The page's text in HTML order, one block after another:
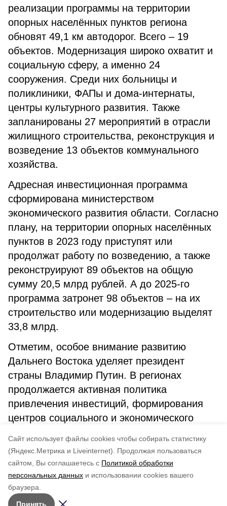
Cайт использует файлы cookies чтобы собирать статистику
(Яндекс.Метрика и Liveinternet).
Продолжая пользоваться
сайтом, Вы соглашаетесь с Политикой обработки
персональных данных и использовании cookies вашего
браузера.
Принять
реализации программы на территории
опорных населённых пунктов региона
обновят 49,1 км автодорог. Всего – 19
объектов. Модернизация широко охватит и
социальную сферу, а именно 24
сооружения. Среди них больницы и
поликлиники, ФАПы и дома-интернаты,
центры культурного развития. Также
запланированы 27 мероприятий в отрасли
жилищного строительства, реконструкция и
возведение 13 объектов коммунального
хозяйства.
Адресная инвестиционная программа
сформирована министерством
экономического развития области. Согласно
плану, на территории опорных населённых
пунктов в 2023 году приступят или
продолжат работу по возведению, а также
реконструируют 89 объектов на общую
сумму 20,5 млрд рублей. А до 2025-го
программа затронет 98 объектов – на их
строительство или модернизацию выделят
33,8 млрд.
Отметим, особое внимание развитию
Дальнего Востока уделяет президент
страны Владимир Путин. В регионах
продолжается активная политика
привлечения инвестиций, формирования
центров социального и экономического
комфортной жизни.
по оценке
5